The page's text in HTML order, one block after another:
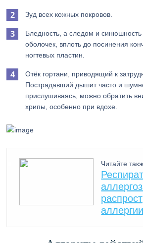
Зуд всех кожных покровов.
Бледность, а следом и синюшность
оболочек, вплоть до посинения
ногтевых пластин.
Отёк гортани, приводящий к
Пострадавший дышит часто и
прислушиваясь, можно обратить
хрипы, особенно при вдохе.
Читайте
аллергии